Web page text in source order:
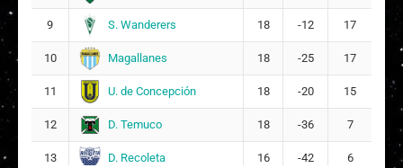
9 S. Wanderers 18 -12 17
10 Magallanes 18 -25 17
11 U. de Concepción 18 -20 15
12 D. Temuco 18 -36 7
13 D. Recoleta 16 -42 6